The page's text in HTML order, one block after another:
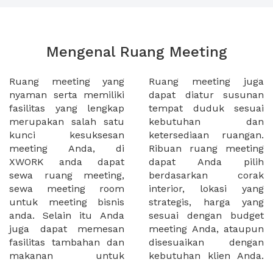
Mengenal Ruang Meeting
Ruang meeting yang
nyaman serta memiliki
fasilitas yang lengkap
merupakan salah satu
kunci kesuksesan
meeting Anda, di
XWORK anda dapat
sewa ruang meeting,
sewa meeting room
untuk meeting bisnis
anda. Selain itu Anda
juga dapat memesan
fasilitas tambahan dan
makanan untuk
Ruang meeting juga
dapat diatur susunan
tempat duduk sesuai
kebutuhan dan
ketersediaan ruangan.
Ribuan ruang meeting
dapat Anda pilih
berdasarkan corak
interior, lokasi yang
strategis, harga yang
sesuai dengan budget
meeting Anda, ataupun
disesuaikan dengan
kebutuhan klien Anda.